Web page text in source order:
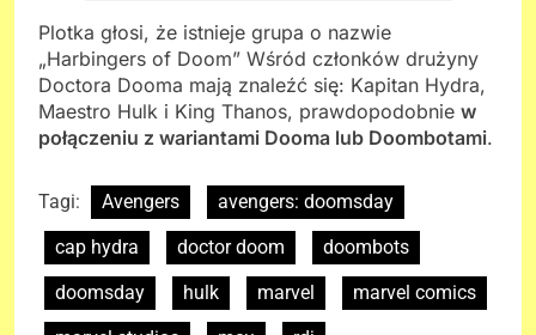
Plotka głosi, że istnieje grupa o nazwie
„Harbingers of Doom” Wśród członków drużyny
Doctora Dooma mają znaleźć się: Kapitan Hydra,
Maestro Hulk i King Thanos, prawdopodobnie w
połączeniu z wariantami Dooma lub Doombotami.
Tagi: Avengers
avengers: doomsday
cap hydra
doctor doom
doombots
doomsday
hulk marvel
marvel comics